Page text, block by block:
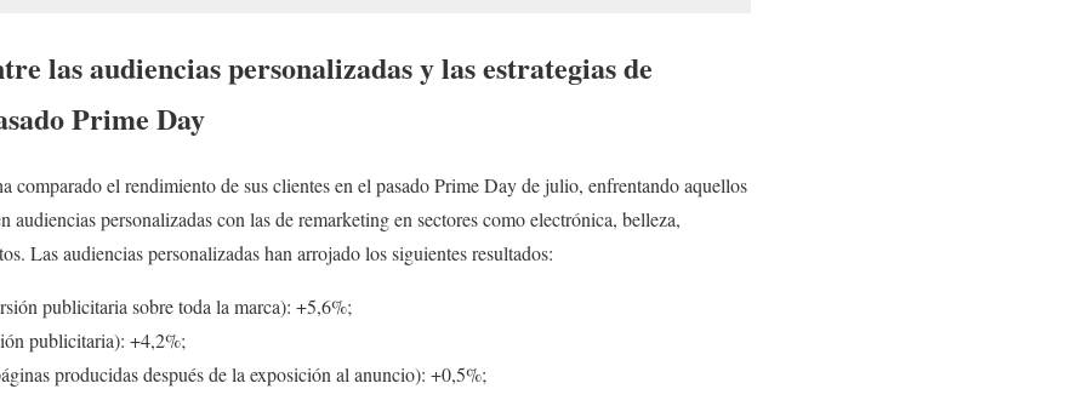
las audiencias personalizadas y las estrategias de
Prime Day
comparado el rendimiento de sus clientes en el pasado Prime Day de julio, enfrentando aquellos
audiencias personalizadas con las de remarketing en sectores como electrónica, belleza,
Las audiencias personalizadas han arrojado los siguientes resultados:
publicitaria sobre toda la marca): +5,6%;
publicitaria): +4,2%;
producidas después de la exposición al anuncio): +0,5%;